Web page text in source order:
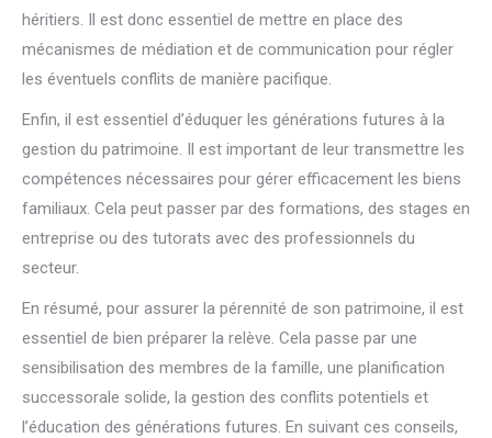
héritiers. Il est donc essentiel de mettre en place des
mécanismes de médiation et de communication pour régler
les éventuels conflits de manière pacifique.
Enfin, il est essentiel d’éduquer les générations futures à la
gestion du patrimoine. Il est important de leur transmettre les
compétences nécessaires pour gérer efficacement les biens
familiaux. Cela peut passer par des formations, des stages en
entreprise ou des tutorats avec des professionnels du
secteur.
En résumé, pour assurer la pérennité de son patrimoine, il est
essentiel de bien préparer la relève. Cela passe par une
sensibilisation des membres de la famille, une planification
successorale solide, la gestion des conflits potentiels et
l’éducation des générations futures. En suivant ces conseils,